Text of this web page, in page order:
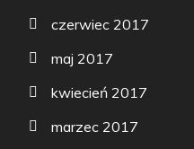
czerwiec 2017
maj 2017
kwiecień 2017
marzec 2017